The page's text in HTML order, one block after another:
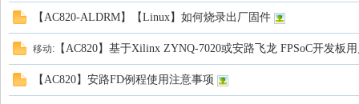
【AC820-ALDRM】【Linux】如何烧录出厂固件
移动: 【AC820】基于Xilinx ZYNQ-7020或安路飞龙 FPSoC开发板
【AC820】安路FD例程使用注意事项